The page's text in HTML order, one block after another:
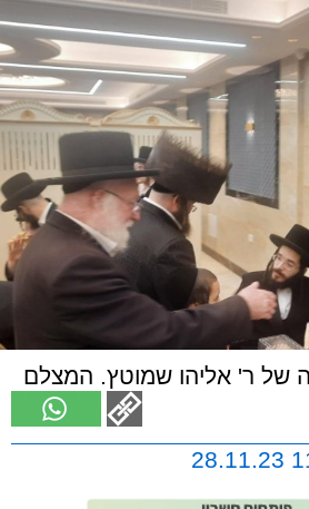
של ר' אליהו שמוטץ. המצלם